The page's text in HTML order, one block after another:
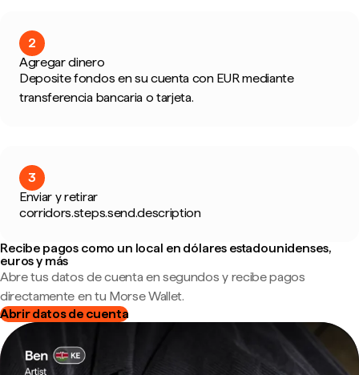
2
Agregar dinero
Deposite fondos en su cuenta con EUR mediante
transferencia bancaria o tarjeta.
3
Enviar y retirar
corridors.steps.send.description
Recibe pagos como un local en dólares estadounidenses,
euros y más
Abre tus datos de cuenta en segundos y recibe pagos
directamente en tu Morse Wallet.
Abrir datos de cuenta